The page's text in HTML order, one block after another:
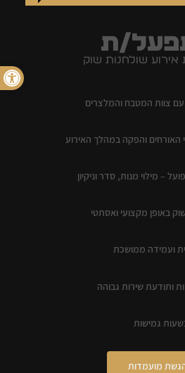
ת
שולחנות שוק
צוות המטבח והמלצרים
האורחים והפקה במהלך האירוע
– מילוי מנות, סדר וניקיון
באופן מקצועי ואסתטי
ועמידה ממושכת
ותודעת שירות גבוהה
גמישות
מועמדות
פתח